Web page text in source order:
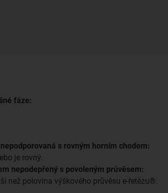
fáze:
s rovným horním chodem:
je rovný.
nepodepřený s povoleným průvěsem:
než polovina výškového průvěsu e-řetězu®.